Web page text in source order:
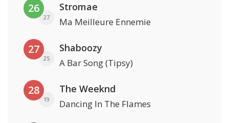
26
27
Stromae
Ma Meilleure Ennemie
27
25
Shaboozy
A Bar Song (Tipsy)
28
19
The Weeknd
Dancing In The Flames